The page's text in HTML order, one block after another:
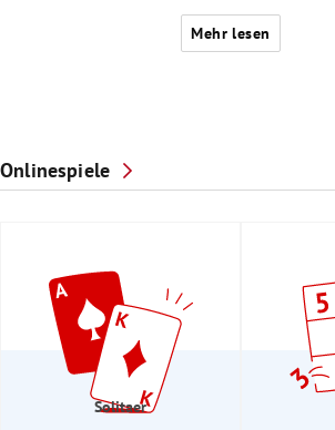
Mehr lesen
Onlinespiele
Solitaer